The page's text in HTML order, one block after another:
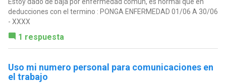
deducciones con el termino : PONGA ENFERMEDAD 01/06 A 30/06
- XXXX
1 respuesta
Uso mi numero personal para comunicaciones en
el trabajo